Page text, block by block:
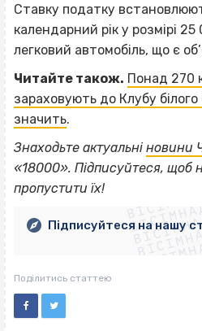
Ставку податку
календарний рік у розмірі
легковий автомобіль, що є
Читайте також. Понад 270
зараховують до Клубу
значить.
Знаходьте актуальні новини
«18000». Підписуйтеся, щоб
пропустити їх!
Підписуйтеся на нашу
Поділитись статтею